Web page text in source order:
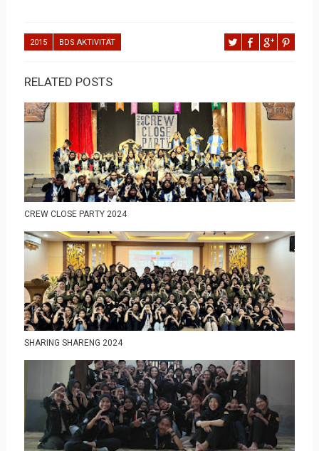
2015 BDS AKTIVITÄT
RELATED POSTS
CREW CLOSE PARTY 2024
SHARING SHARENG 2024